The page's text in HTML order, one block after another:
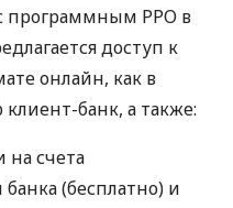
программным РРО в
доступ к
онлайн, как в
банк, а также:
счета
(бесплатно) и